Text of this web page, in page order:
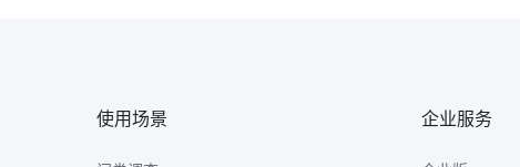
使用场景 企业服务